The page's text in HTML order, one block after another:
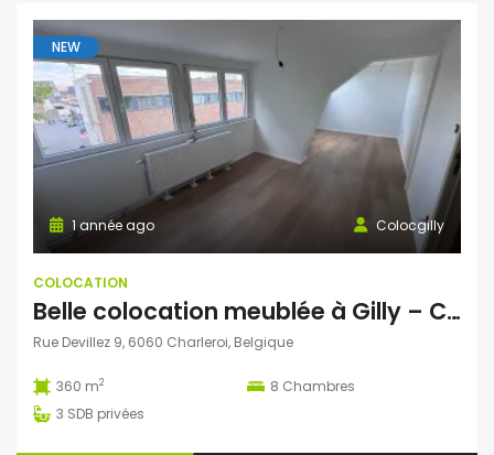
NEW
Colocgilly
1 année ago
COLOCATION
Belle colocation meublée à Gilly – Chambres tout confort proches de tout !
Rue Devillez 9, 6060 Charleroi, Belgique
360 m2 8 Chambres
3 SDB privées